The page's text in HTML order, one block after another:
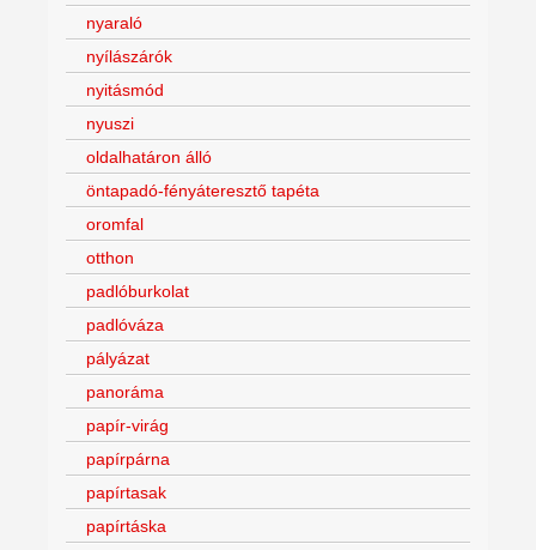
nyaraló
nyílászárók
nyitásmód
nyuszi
oldalhatáron álló
öntapadó-fényáteresztő tapéta
oromfal
otthon
padlóburkolat
padlóváza
pályázat
panoráma
papír-virág
papírpárna
papírtasak
papírtáska